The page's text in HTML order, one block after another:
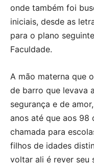
onde também foi
iniciais, desde as
para o plano
Faculdade.
A mão materna que
de barro que levava
segurança e de
anos até que aos 98
chamada para
filhos de idades
voltar ali é rever seu